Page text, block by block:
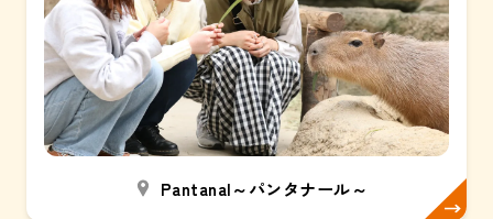
Pantanal～パンタナール～